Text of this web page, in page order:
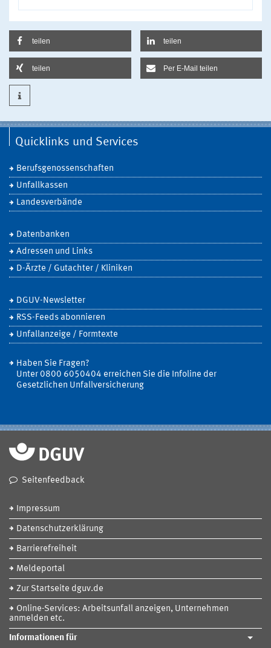
teilen teilen
teilen Per E-Mail teilen
Quicklinks und Services
Berufsgenossenschaften
Unfallkassen
Landesverbände
Datenbanken
Adressen und Links
D-Ärzte / Gutachter / Kliniken
DGUV-Newsletter
RSS-Feeds abonnieren
Unfallanzeige / Formtexte
Haben Sie Fragen?
Unter 0800 6050404 erreichen Sie die Infoline der
Gesetzlichen Unfallversicherung
Seitenfeedback
Impressum
Datenschutzerklärung
Barrierefreiheit
Meldeportal
Zur Startseite dguv.de
Online-Services: Arbeitsunfall anzeigen, Unternehmen
anmelden etc.
Informationen für